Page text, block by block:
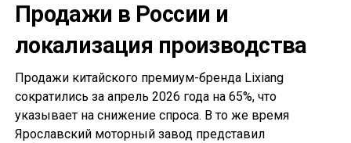
Продажи в России и
локализация производства
Продажи китайского премиум-бренда Lixiang
сократились за апрель 2026 года на 65%, что
указывает на снижение спроса. В то же время
Ярославский моторный завод представил